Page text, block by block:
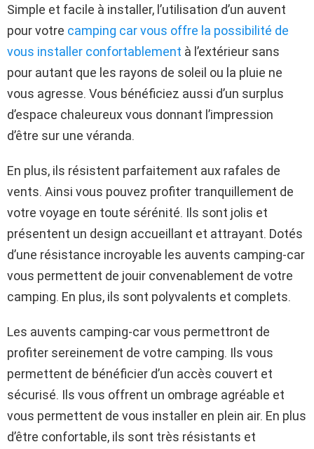
Simple et facile à installer, l’utilisation d’un auvent
pour votre camping car vous offre la possibilité de
vous installer confortablement à l’extérieur sans
pour autant que les rayons de soleil ou la pluie ne
vous agresse. Vous bénéficiez aussi d’un surplus
d’espace chaleureux vous donnant l’impression
d’être sur une véranda.
En plus, ils résistent parfaitement aux rafales de
vents. Ainsi vous pouvez profiter tranquillement de
votre voyage en toute sérénité. Ils sont jolis et
présentent un design accueillant et attrayant. Dotés
d’une résistance incroyable les auvents camping-car
vous permettent de jouir convenablement de votre
camping. En plus, ils sont polyvalents et complets.
Les auvents camping-car vous permettront de
profiter sereinement de votre camping. Ils vous
permettent de bénéficier d’un accès couvert et
sécurisé. Ils vous offrent un ombrage agréable et
vous permettent de vous installer en plein air. En plus
d’être confortable, ils sont très résistants et